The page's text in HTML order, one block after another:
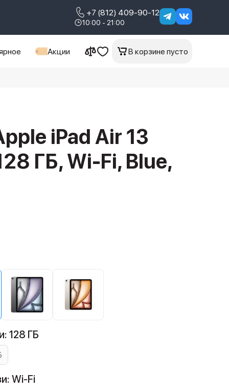
+7 (812) 409-90-12
10:00 - 21:00
Акции В корзине пусто
iPad Air 13
ГБ, Wi-Fi, Blue,
128 ГБ
Wi-Fi